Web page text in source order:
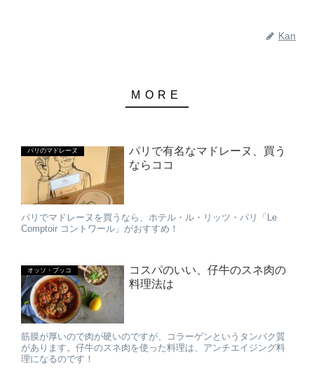
Kan
パリのマドレーヌ
パリで有名なマドレーヌ、買う
ならココ
パリでマドレーヌを買うなら、ホテル・ル・リッツ・パリ「Le
Comptoir コントワール」がおすすめ！
オッソ・ブッコ
コスパのいい、仔牛のスネ肉の
料理法は
筋膜が厚いので肉が硬いのですが、コラーゲンというタンパク質
があります。仔牛のスネ肉を使った料理は、アンチエイジング料
理になるのです！